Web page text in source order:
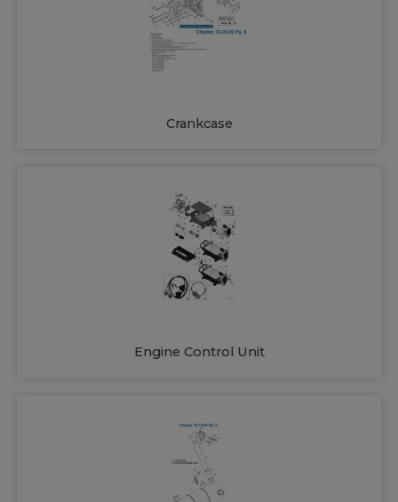
Crankcase
Engine Control Unit